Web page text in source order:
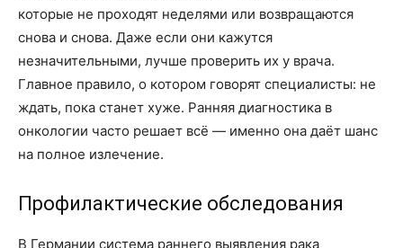
которые не проходят неделями или возвращаются
снова и снова. Даже если они кажутся
незначительными, лучше проверить их у врача.
Главное правило, о котором говорят специалисты: не
ждать, пока станет хуже. Ранняя диагностика в
онкологии часто решает всё — именно она даёт шанс
на полное излечение.
Профилактические обследования
В Германии система раннего выявления рака